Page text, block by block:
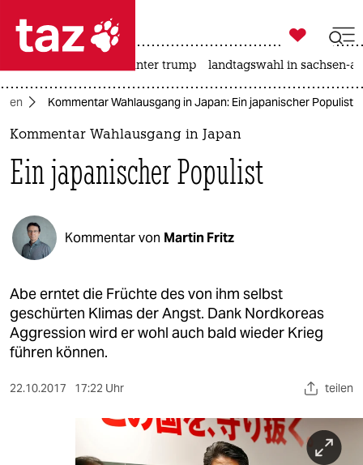
 taz zahl ich
taz zahl ich
politik
öko
gesellschaft
kultur
sport

taz zahl ich
usa unter trump landtagswahl in sachsen-
Kommentar Wahlausgang in Japan: Ein japanischer Populist
Kommentar Wahlausgang in Japan
Ein japanischer Populist
Kommentar von Martin Fritz
Abe erntet die Früchte des von ihm selbst
geschürten Klimas der Angst. Dank Nordkoreas
Aggression wird er wohl auch bald wieder Krieg
führen können.
22.10.2017 17:22 Uhr teilen